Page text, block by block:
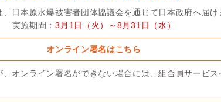
日本原水爆被害者団体協議会を通じて日本政府へ届け
実施期間：3月1日（火）～8月31日（水）
オンライン署名はこちら
オンライン署名ができない場合には、組合員サービス